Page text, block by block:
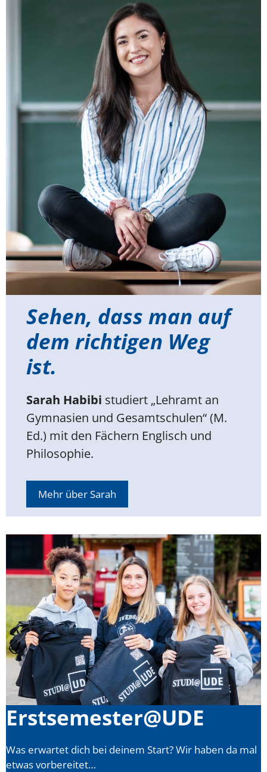
Sehen, dass man auf
dem richtigen Weg
ist.
Sarah Habibi studiert „Lehramt an
Gymnasien und Gesamtschulen“ (M.
Ed.) mit den Fächern Englisch und
Philosophie.
Mehr über Sarah
Erstsemester@UDE
Was erwartet dich bei deinem Start? Wir haben da mal
etwas vorbereitet…